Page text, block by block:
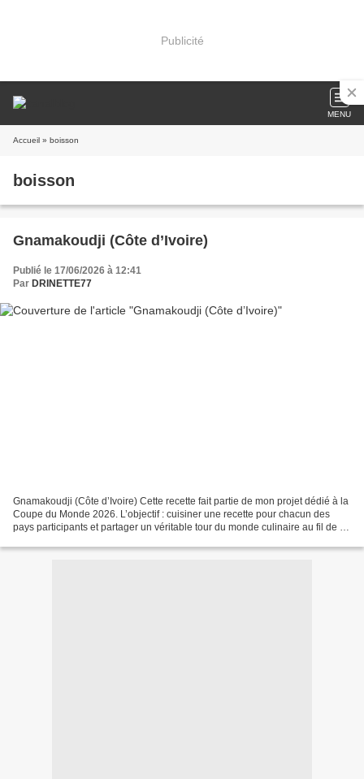
Publicité
MENU
Accueil » boisson
boisson
Gnamakoudji (Côte d’Ivoire)
Publié le 17/06/2026 à 12:41
Par DRINETTE77
Gnamakoudji (Côte d’Ivoire) Cette recette fait partie de mon projet dédié à la
Coupe du Monde 2026. L’objectif : cuisiner une recette pour chacun des
pays participants et partager un véritable tour du monde culinaire au fil de la